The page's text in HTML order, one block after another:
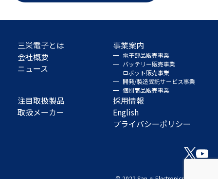
三栄電子とは
会社概要
ニュース
事業案内
電子部品販売事業
バッテリー販売事業
ロボット販売事業
開発/製造受託サービス事業
個別商品販売事業
注目取扱製品
取扱メーカー
採用情報
English
プライバシーポリシー